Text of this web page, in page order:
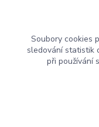
Soubory cookies
sledování statistik
při používání